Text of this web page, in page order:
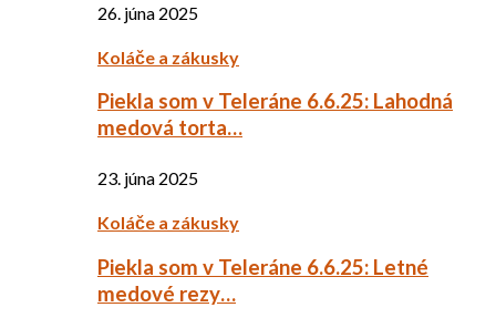
26. júna 2025
Koláče a zákusky
Piekla som v Teleráne 6.6.25: Lahodná
medová torta…
23. júna 2025
Koláče a zákusky
Piekla som v Teleráne 6.6.25: Letné
medové rezy…